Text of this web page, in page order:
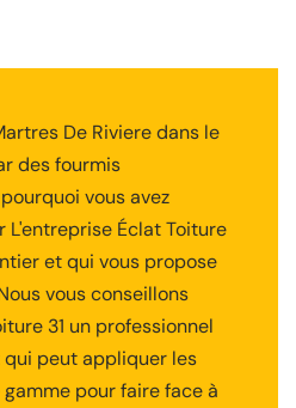
De Riviere dans le
des fourmis
vous avez
Éclat Toiture
et qui vous propose
vous conseillons
31 un professionnel
peut appliquer les
pour faire face à